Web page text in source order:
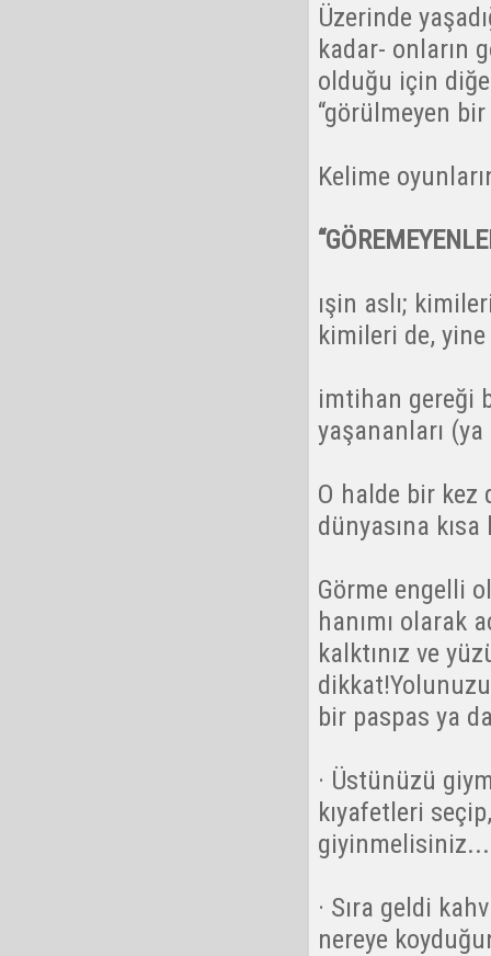
Üzerinde
kadar- onların
olduğu için
“görülmeyen
Kelime
ışin aslı;
kimileri de,
imtihan gereği
yaşananları
O halde bir kez
dünyasına
Görme engelli
hanımı olarak
kalktınız ve
bir paspas ya
· Üstünüzü
kıyafetleri
giyinmelisiniz...
· Sıra geldi
nereye